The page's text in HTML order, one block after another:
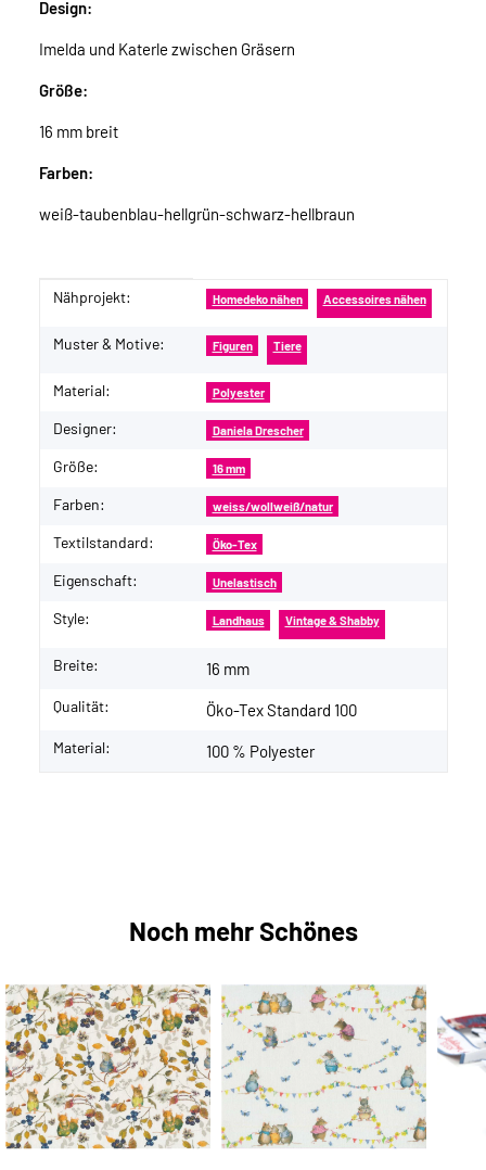
Design:
Imelda und Katerle zwischen Gräsern
Größe:
16 mm breit
Farben:
weiß-taubenblau-hellgrün-schwarz-hellbraun
Produkteigenschaft
Wert
Nähprojekt: Homedeko nähen Accessoires nähen
Muster & Motive: Figuren Tiere
Material: Polyester
Designer: Daniela Drescher
Größe: 16 mm
Farben: weiss/wollweiß/natur
Textilstandard: Öko-Tex
Eigenschaft: Unelastisch
Style: Landhaus Vintage & Shabby
Breite: 16 mm
Qualität: Öko-Tex Standard 100
Material: 100 % Polyester
Noch mehr Schönes